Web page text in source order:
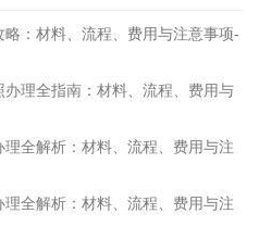
：材料、流程、费用与注意事项-
办理全指南：材料、流程、费用与
全解析：材料、流程、费用与注
全解析：材料、流程、费用与注